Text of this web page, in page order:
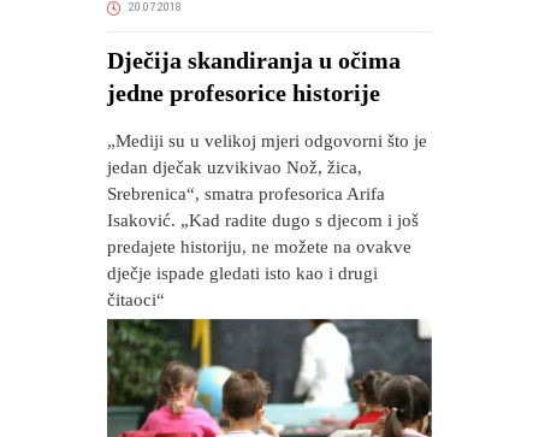
20.07.2018
Dječija skandiranja u očima
jedne profesorice historije
„Mediji su u velikoj mjeri odgovorni što je
jedan dječak uzvikivao Nož, žica,
Srebrenica“, smatra profesorica Arifa
Isaković. „Kad radite dugo s djecom i još
predajete historiju, ne možete na ovakve
dječje ispade gledati isto kao i drugi
čitaoci“